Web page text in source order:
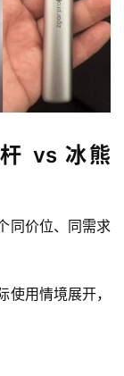
vs 冰熊
同价位、同需求
用情境展开，